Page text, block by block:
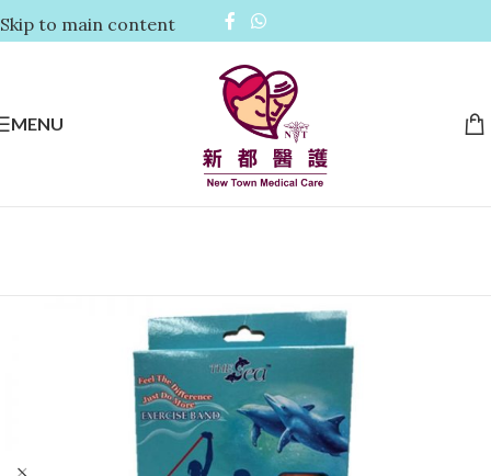
Skip to main content
MENU